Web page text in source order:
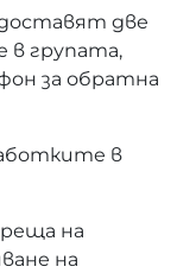
две
в групата,
за обратна
в
на
на